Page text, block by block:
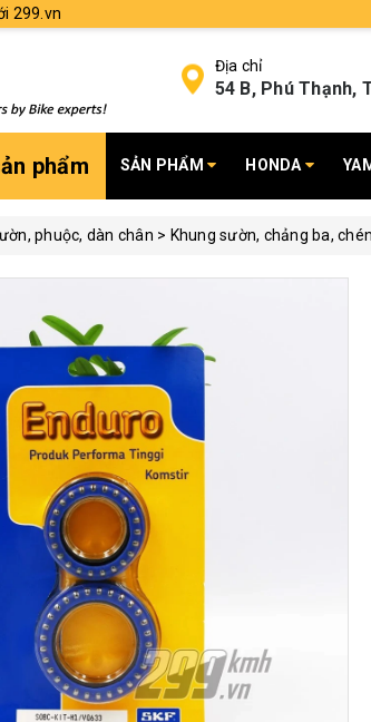
299.vn
Địa chỉ
54 B, Phú Thạnh,
phẩm SẢN PHẨM HONDA
phuộc, dàn chân > Khung sườn, chảng ba,